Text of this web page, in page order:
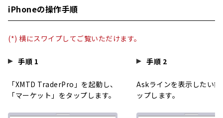
iPhoneの操作手順
(*) 横にスワイプしてご覧いただけます。
手順 1
「XMTD TraderPro」を起動し、
「マーケット」をタップします。
手順 2
Askラインを表示したい
ップします。